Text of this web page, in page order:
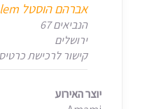
אברהם הוסטל Abraham Jerusalem
הנביאים 67
ירושלים
קישור לרכישת
יוצר האירוע